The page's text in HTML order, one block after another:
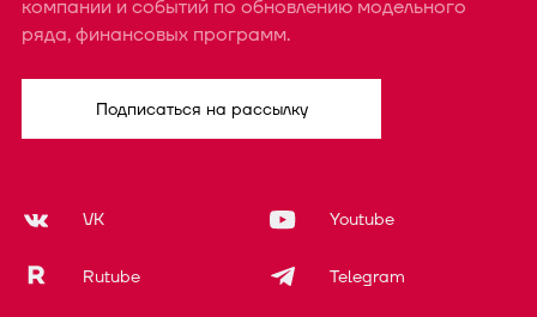
компании и событий по обновлению модельного
ряда, финансовых программ.
Подписаться на рассылку
VK Youtube
Rutube Telegram